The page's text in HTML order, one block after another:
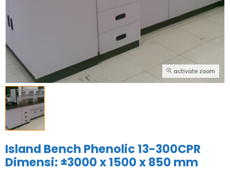
activate zoom
Island Bench Phenolic 13-300CPR
Dimensi: ±3000 x 1500 x 850 mm